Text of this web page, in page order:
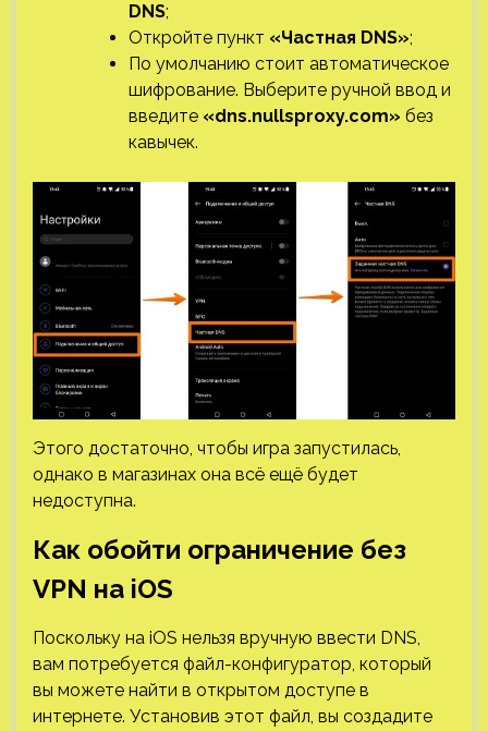
DNS;
Откройте пункт «Частная DNS»;
По умолчанию стоит автоматическое
шифрование. Выберите ручной ввод и
введите «dns.nullsproxy.com» без
кавычек.
Этого достаточно, чтобы игра запустилась,
однако в магазинах она всё ещё будет
недоступна.
Как обойти ограничение без
VPN на iOS
Поскольку на iOS нельзя вручную ввести DNS,
вам потребуется файл-конфигуратор, который
вы можете найти в открытом доступе в
интернете. Установив этот файл, вы создадите